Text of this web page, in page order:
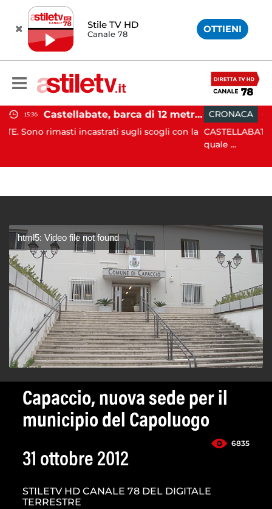
Stile TV HD
Canale 78 OTTIENI
Castellabate, barca di 12 metri resta incastrata sugli scogli: salvate 9 persone
incastrati sugli scogli con la
CRONACA 15:19
CASTELLABATE. Agente
html5: Video file not found
Capaccio, nuova sede per il
municipio del Capoluogo
6835
31 ottobre 2012
STILETV HD CANALE 78 DEL DIGITALE
TERRESTRE